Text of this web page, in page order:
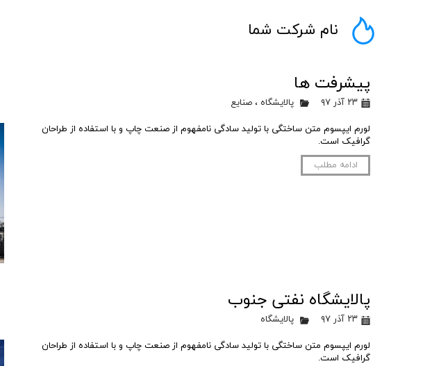
نام شرکت شما
پیشرفت ها
۲۳ آذر ۹۷ پالایشگاه ، صنایع
لورم ایپسوم متن ساختگی با تولید سادگی نامفهوم از صنعت چاپ و با استفاده از طراحان
گرافیک است.
ادامه مطلب
پالایشگاه نفتی جنوب
۲۳ آذر ۹۷ پالایشگاه
لورم ایپسوم متن ساختگی با تولید سادگی نامفهوم از صنعت چاپ و با استفاده از طراحان
گرافیک است.